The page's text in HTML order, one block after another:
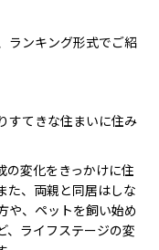
ランキング形式でご紹
すてきな住まいに住み
の変化をきっかけに住
た、両親と同居はしな
や、ペットを飼い始め
、ライフステージの変